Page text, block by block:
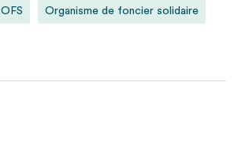
OFS Organisme de foncier solidaire